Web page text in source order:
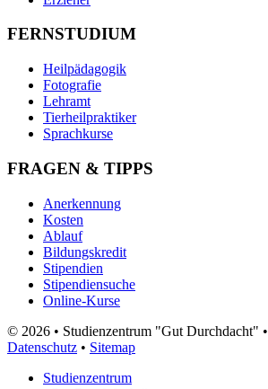
FERNSTUDIUM
Heilpädagogik
Fotografie
Lehramt
Tierheilpraktiker
Sprachkurse
FRAGEN & TIPPS
Anerkennung
Kosten
Ablauf
Bildungskredit
Stipendien
Stipendiensuche
Online-Kurse
© 2026 • Studienzentrum "Gut Durchdacht" •
Datenschutz • Sitemap
Studienzentrum